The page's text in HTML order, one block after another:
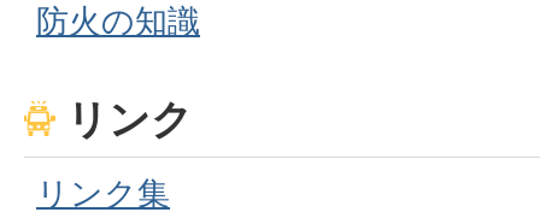
防火の知識
リンク
リンク集